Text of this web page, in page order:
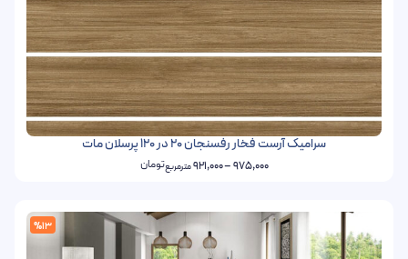
سرامیک آرست فخار رفسنجان 20 در 120 پرسلان مات
975,000
–
921,000مترمربعتومان
%13